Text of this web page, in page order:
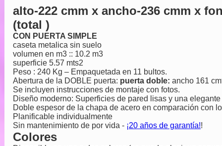
alto-222 cmm x ancho-236 cmm x
(total )
CON PUERTA SIMPLE
caseta metalica sin suelo
volumen en m3 :: 10.2 m3
superficie 5.57 mts2
Peso : 240 Kg – Empaquetada en 11 bultos.
Abertura de la DOBLE puerta: puerta doble: ancho 161
Se incluyen instrucciones de montaje con fotos.
Diseño moderno: Superficies de pared lisas y una
Doble espesor de la chapa de acero en comparación con
Planificable individualmente
Sin mantenimiento de por vida - ¡20 años de garantía!!
Colores